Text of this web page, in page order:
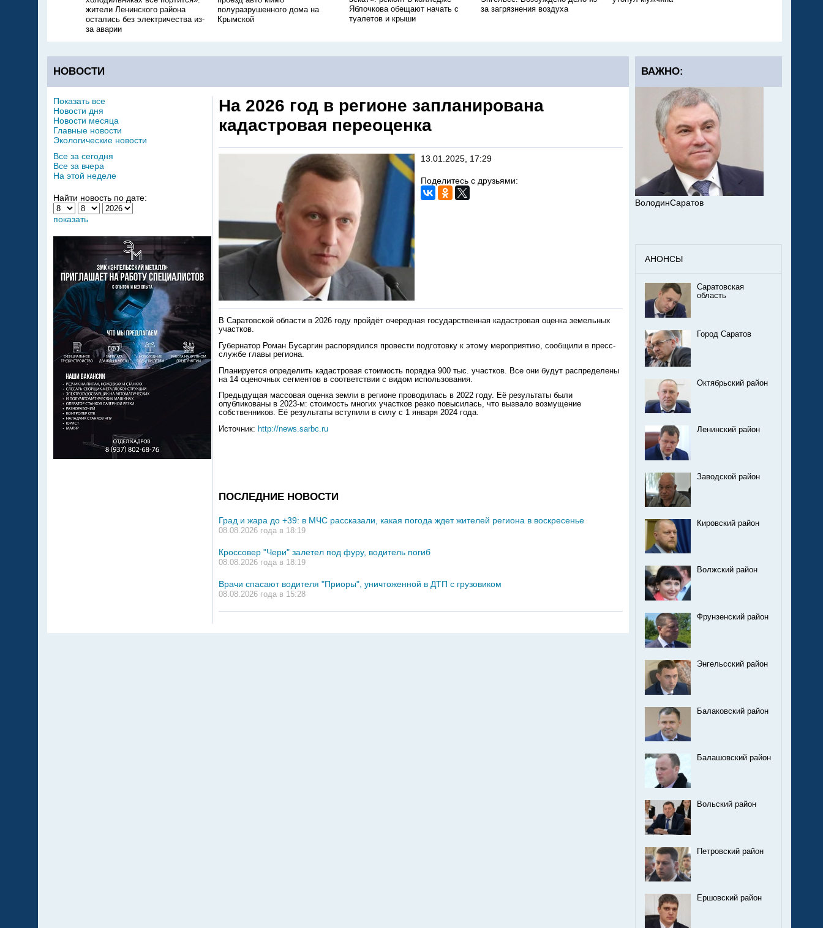
жители Ленинского района
остались без электричества из-
за аварии
полуразрушенного дома на
Крымской
Яблочкова обещают начать с
туалетов и крыши
за загрязнения воздуха
НОВОСТИ
На 2026 год в регионе запланирована
кадастровая переоценка
13.01.2025, 17:29
Поделитесь с друзьями:
В Саратовской области в 2026 году пройдёт очередная государственная кадастровая оценка земельных
участков.
Губернатор Роман Бусаргин распорядился провести подготовку к этому мероприятию, сообщили в пресс-
службе главы региона.
Планируется определить кадастровая стоимость порядка 900 тыс. участков. Все они будут распределены
на 14 оценочных сегментов в соответствии с видом использования.
Предыдущая массовая оценка земли в регионе проводилась в 2022 году. Её результаты были
опубликованы в 2023-м: стоимость многих участков резко повысилась, что вызвало возмущение
собственников. Её результаты вступили в силу с 1 января 2024 года.
Источник: http://news.sarbc.ru
ПОСЛЕДНИЕ НОВОСТИ
Град и жара до +39: в МЧС рассказали, какая погода ждет жителей региона в воскресенье
08.08.2026 года в 18:19
Кроссовер "Чери" залетел под фуру, водитель погиб
08.08.2026 года в 18:19
Врачи спасают водителя "Приоры", уничтоженной в ДТП с грузовиком
08.08.2026 года в 15:28
Показать все
Новости дня
Новости месяца
Главные новости
Экологические новости
Все за сегодня
Все за вчера
На этой неделе
Найти новость по дате:
показать
ВАЖНО:
ВолодинСаратов
АНОНСЫ
Саратовская
область
Город Саратов
Октябрьский район
Ленинский район
Заводской район
Кировский район
Волжский район
Фрунзенский район
Энгельсский район
Балаковский район
Балашовский район
Вольский район
Петровский район
Ершовский район